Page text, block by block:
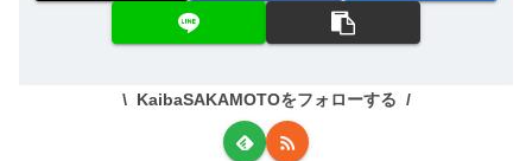
KaibaSAKAMOTOをフォローする